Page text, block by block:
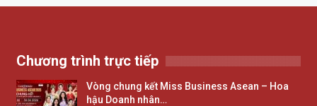
Chương trình trực tiếp
Vòng chung kết Miss Business Asean – Hoa
hậu Doanh nhân…